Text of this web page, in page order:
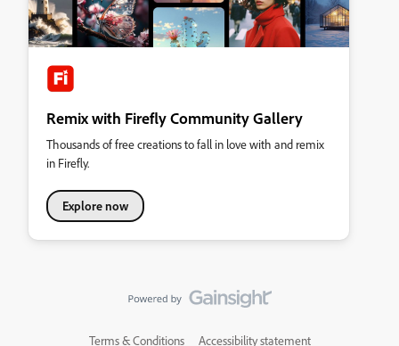
Remix with Firefly Community Gallery
Thousands of free creations to fall in love with and remix
in Firefly.
Explore now
Terms & Conditions Accessibility statement